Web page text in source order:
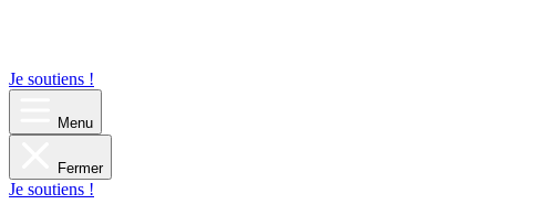
Je soutiens !
Menu
Fermer
Je soutiens !